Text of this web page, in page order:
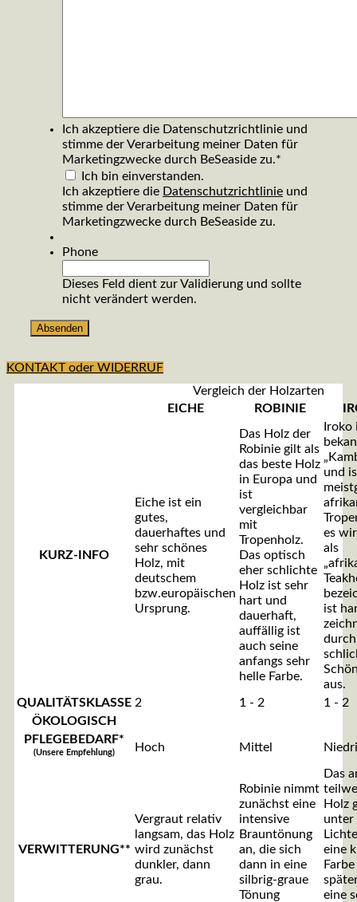
Ich akzeptiere die Datenschutzrichtlinie und
stimme der Verarbeitung meiner Daten für
Marketingzwecke durch BeSeaside zu.*
Ich bin einverstanden.
Ich akzeptiere die Datenschutzrichtlinie und
stimme der Verarbeitung meiner Daten für
Marketingzwecke durch BeSeaside zu.
Phone
Dieses Feld dient zur Validierung und sollte
nicht verändert werden.
KONTAKT oder WIDERRUF
Vergleich der Holzarten
EICHE
ROBINIE
KURZ-INFO
Eiche ist ein
gutes,
dauerhaftes und
sehr schönes
Holz, mit
deutschem
bzw.europäischen
Ursprung.
Das Holz der
Robinie gilt als
das beste Holz
in Europa und
ist
vergleichbar
mit
Tropenholz.
Das optisch
eher schlichte
Holz ist sehr
hart und
dauerhaft,
auffällig ist
auch seine
anfangs sehr
helle Farbe.
Iroko
und
es
als
ist
aus.
QUALITÄTSKLASSE 2 1 - 2
1 - 2
ÖKOLOGISCH
PFLEGEBEDARF*
(Unsere Empfehlung) Hoch Mittel
VERWITTERUNG**
Vergraut relativ
langsam, das Holz
wird zunächst
dunkler, dann
grau.
Robinie nimmt
zunächst eine
intensive
Brauntönung
an, die sich
dann in eine
silbrig-graue
Tönung
Das
Holz
unter
eine
eine